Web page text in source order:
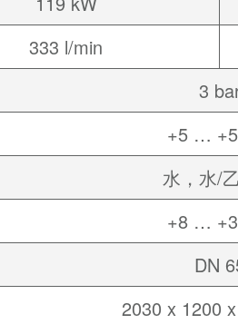
333 l/min
3
+5 …
水，水/
+8 …
DN
2030 x 1200